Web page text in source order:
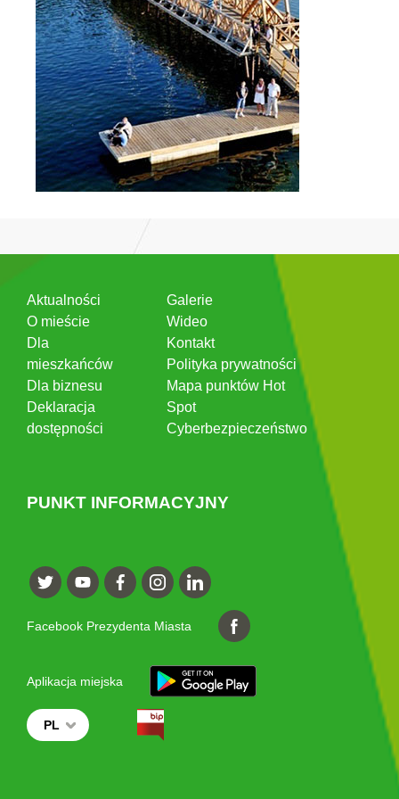
Aktualności
O mieście
Dla
mieszkańców
Dla biznesu
Deklaracja
dostępności
Galerie
Wideo
Kontakt
Polityka prywatności
Mapa punktów Hot
Spot
Cyberbezpieczeństwo
PUNKT INFORMACYJNY
Facebook Prezydenta Miasta
Aplikacja miejska
PL